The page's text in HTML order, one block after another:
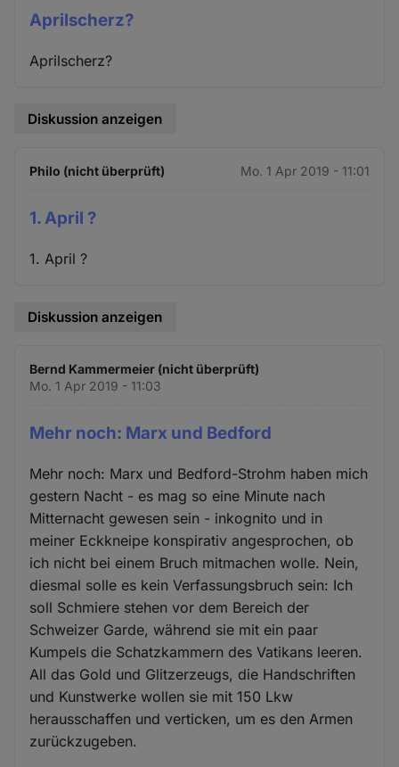
Aprilscherz?
Aprilscherz?
Diskussion anzeigen
Philo (nicht überprüft) Mo. 1 Apr 2019 - 11:01
1. April ?
1. April ?
Diskussion anzeigen
Bernd Kammermeier (nicht überprüft)
Mo. 1 Apr 2019 - 11:03
Mehr noch: Marx und Bedford
Mehr noch: Marx und Bedford-Strohm haben mich
gestern Nacht - es mag so eine Minute nach
Mitternacht gewesen sein - inkognito und in
meiner Eckkneipe konspirativ angesprochen, ob
ich nicht bei einem Bruch mitmachen wolle. Nein,
diesmal solle es kein Verfassungsbruch sein: Ich
soll Schmiere stehen vor dem Bereich der
Schweizer Garde, während sie mit ein paar
Kumpels die Schatzkammern des Vatikans leeren.
All das Gold und Glitzerzeugs, die Handschriften
und Kunstwerke wollen sie mit 150 Lkw
herausschaffen und verticken, um es den Armen
zurückzugeben.